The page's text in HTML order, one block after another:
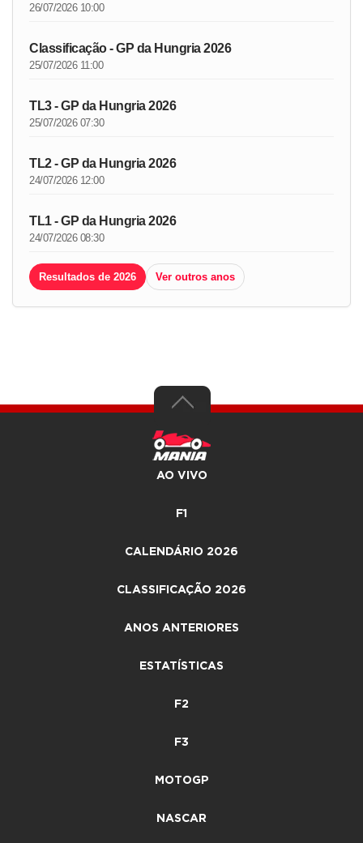
26/07/2026 10:00
Classificação - GP da Hungria 2026
25/07/2026 11:00
TL3 - GP da Hungria 2026
25/07/2026 07:30
TL2 - GP da Hungria 2026
24/07/2026 12:00
TL1 - GP da Hungria 2026
24/07/2026 08:30
Resultados de 2026 Ver outros anos
AO VIVO
F1
CALENDÁRIO 2026
CLASSIFICAÇÃO 2026
ANOS ANTERIORES
ESTATÍSTICAS
F2
F3
MOTOGP
NASCAR